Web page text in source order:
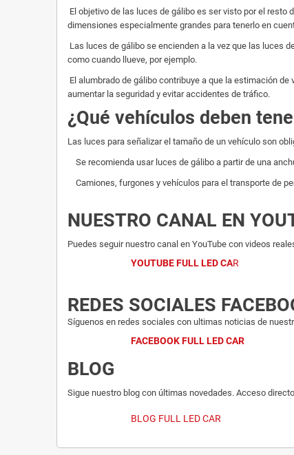
El objetivo de las luces de gálibo es ser visto por el
dimensiones especialmente grandes para tenerlo en
Las luces de gálibo se encienden a la vez que las luces
como cuando llueve, por ejemplo.
El alumbrado de gálibo contribuye a que la estimación
aumentar la seguridad y evitar accidentes de tráfico.
¿Qué vehículos deben
Las luces para señalizar el tamaño de un vehículo son
Se recomienda usar luces de gálibo a partir de una
Camiones, furgones y vehículos para el transporte de
NUESTRO CANAL EN
Puedes seguir nuestro canal en YouTube con videos
YOUTUBE FULL LED CAR
REDES SOCIALES
Síguenos en redes sociales con ultimas noticias de
FACEBOOK FULL LED CAR
BLOG
Sigue nuestro blog con últimas novedades. Acceso
BLOG FULL LED CAR